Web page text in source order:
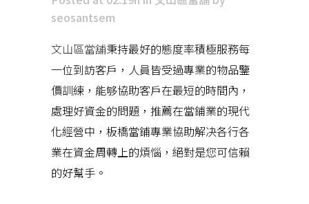
seosantsem
文山區當舖秉持最好的態度率積極服務每
一位到訪客戶，人員皆受過專業的物品鑒
價訓練，能够協助客戶在最短的時間內，
處理好資金的問題，推薦在當鋪業的現代
化經營中，板橋當鋪專業協助解决各行各
業在資金周轉上的煩惱，絕對是您可信賴
的好幫手。